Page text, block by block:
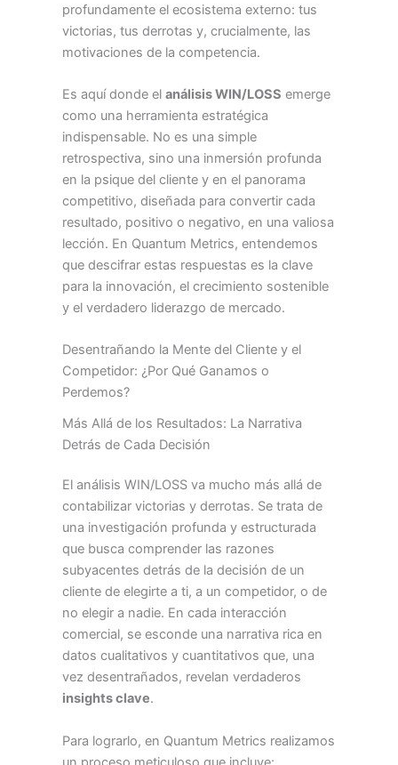
profundamente el ecosistema externo: tus
victorias, tus derrotas y, crucialmente, las
motivaciones de la competencia.
Es aquí donde el análisis WIN/LOSS emerge
como una herramienta estratégica
indispensable. No es una simple
retrospectiva, sino una inmersión profunda
en la psique del cliente y en el panorama
competitivo, diseñada para convertir cada
resultado, positivo o negativo, en una valiosa
lección. En Quantum Metrics, entendemos
que descifrar estas respuestas es la clave
para la innovación, el crecimiento sostenible
y el verdadero liderazgo de mercado.
Desentrañando la Mente del Cliente y el
Competidor: ¿Por Qué Ganamos o
Perdemos?
Más Allá de los Resultados: La Narrativa
Detrás de Cada Decisión
El análisis WIN/LOSS va mucho más allá de
contabilizar victorias y derrotas. Se trata de
una investigación profunda y estructurada
que busca comprender las razones
subyacentes detrás de la decisión de un
cliente de elegirte a ti, a un competidor, o de
no elegir a nadie. En cada interacción
comercial, se esconde una narrativa rica en
datos cualitativos y cuantitativos que, una
vez desentrañados, revelan verdaderos
insights clave.
Para lograrlo, en Quantum Metrics realizamos